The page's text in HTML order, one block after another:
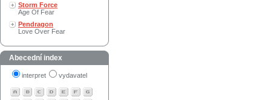
Storm Force
Age Of Fear
Pendragon
Love Over Fear
Abecední index
interpret vydavatel